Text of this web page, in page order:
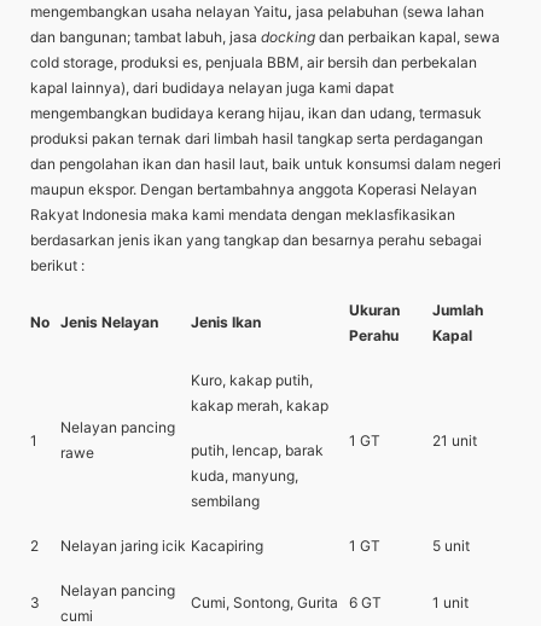
mengembangkan usaha nelayan Yaitu, jasa pelabuhan (sewa lahan
dan bangunan; tambat labuh, jasa docking dan perbaikan kapal, sewa
cold storage, produksi es, penjuala BBM, air bersih dan perbekalan
kapal lainnya), dari budidaya nelayan juga kami dapat
mengembangkan budidaya kerang hijau, ikan dan udang, termasuk
produksi pakan ternak dari limbah hasil tangkap serta perdagangan
dan pengolahan ikan dan hasil laut, baik untuk konsumsi dalam negeri
maupun ekspor. Dengan bertambahnya anggota Koperasi Nelayan
Rakyat Indonesia maka kami mendata dengan meklasfikasikan
berdasarkan jenis ikan yang tangkap dan besarnya perahu sebagai
berikut :
No Jenis Nelayan Jenis Ikan
Ukuran
Perahu
Jumlah
Kapal
1
Nelayan pancing
rawe
Kuro, kakap putih,
kakap merah, kakap
putih, lencap, barak
kuda, manyung,
sembilang
1 GT 21 unit
2 Nelayan jaring icik Kacapiring 1 GT 5 unit
3
Nelayan pancing
cumi
Cumi, Sontong, Gurita 6 GT 1 unit